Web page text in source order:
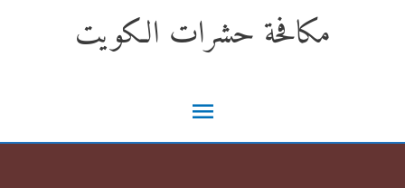
مكافحة حشرات الكويت
القائمة
الرئيسية